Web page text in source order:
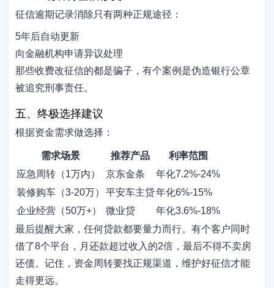
征信逾期记录消除只有两种正规途径：
5年后自动更新
向金融机构申请异议处理
那些收费改征信的都是骗子，有个案例是伪造银行公章
被追究刑事责任。
五、终极选择建议
根据资金需求做选择：
需求场景 推荐产品
利率范围
应急周转（1万内）
京东金条
年化7.2%-24%
装修购车（3-20万）
平安车主贷年化6%-15%
企业经营（50万+）
微业贷
年化3.6%-18%
最后提醒大家，任何贷款都要量力而行。有个客户同时
借了8个平台，月还款超过收入的2倍，最后不得不卖房
还债。记住，资金周转要找正规渠道，维护好征信才能
走得更远。